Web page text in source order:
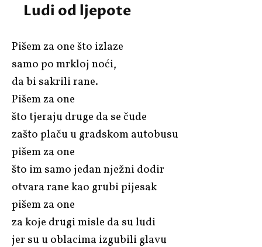
Ludi od ljepote
Pišem za one što izlaze
samo po mrkloj noći,
da bi sakrili rane.
Pišem za one
što tjeraju druge da se čude
zašto plaču u gradskom autobusu
pišem za one
što im samo jedan nježni dodir
otvara rane kao grubi pijesak
pišem za one
za koje drugi misle da su ludi
jer su u oblacima izgubili glavu